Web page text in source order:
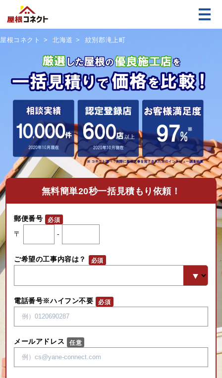
屋根コネクト 北海道 紋別郡滝上町
無料簡単20秒一括見積もり依頼！
郵便番号
〒
-
ご希望の工事内容は？
電話番号※ハイフン不要
メールアドレス